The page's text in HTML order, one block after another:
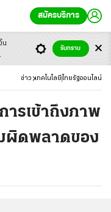
สมัครบริการ
ข่าว เทคโนโลยี ไทยรัฐออนไลน์
รเข้าถึงภาพ
ผิดพลาดของ
น
รับทราบ